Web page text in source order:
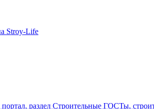
Stroy-Life